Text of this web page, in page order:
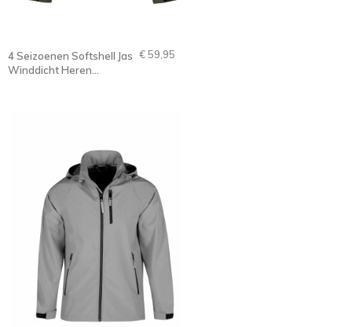
4 Seizoenen Softshell Jas
Winddicht Heren
€ 59,95